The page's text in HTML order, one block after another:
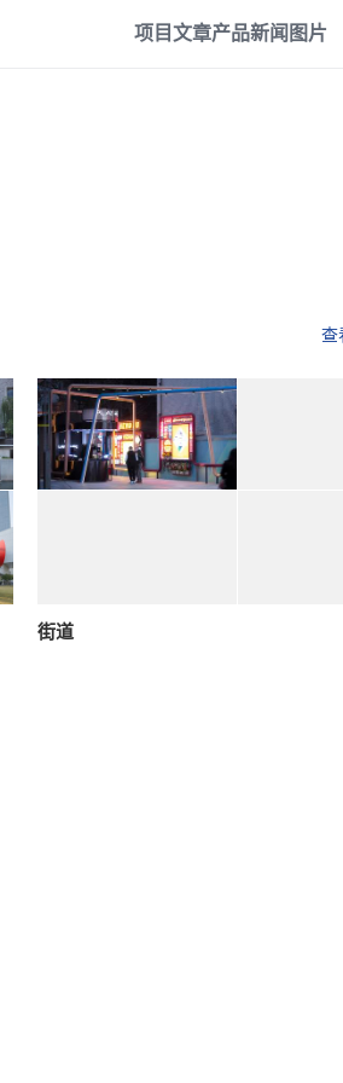
项目文章产品新闻 图片
查
街道